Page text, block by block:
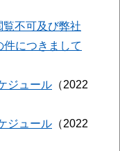
不可及び弊社
につきまして
ジュール
2022
ジュール
2022